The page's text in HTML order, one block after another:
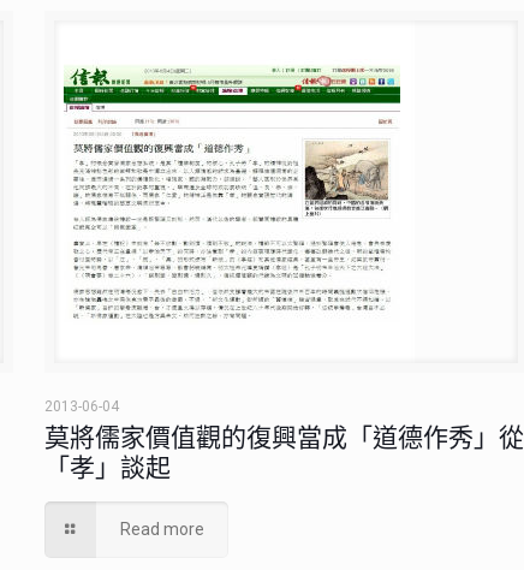
2013-06-04
莫將儒家價值觀的復興當成「道德作秀」從
「孝」談起
Read more